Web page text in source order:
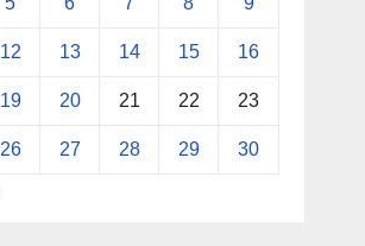
12 13 14 15 16
19 20 21 22 23
26 27 28 29 30